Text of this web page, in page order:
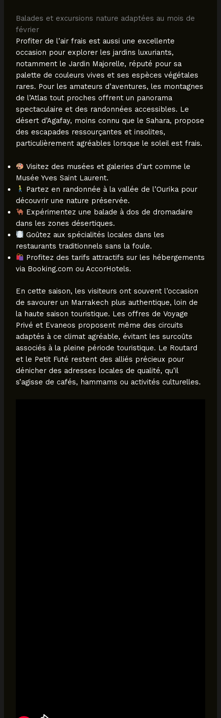
Balades et excursions nature adaptées au mois de
février
Profiter de l’air frais est aussi une excellente
occasion pour explorer les jardins luxuriants,
notamment le Jardin Majorelle, réputé pour sa
palette de couleurs vives et ses espèces végétales
rares. Pour les amateurs d’aventures, les montagnes
de l’Atlas tout proches offrent un panorama
spectaculaire et des randonnées accessibles. Le
désert d’Agafay, moins connu que le Sahara, propose
des escapades ressourçantes et insolites,
particulièrement agréables lorsque le soleil est frais.
Visitez des musées et galeries d’art comme le
Musée Yves Saint Laurent.
Partez en randonnée à la vallée de l’Ourika pour
découvrir une nature préservée.
Expérimentez une balade à dos de dromadaire
dans les zones désertiques.
Goûtez aux spécialités locales dans les
restaurants traditionnels sans la foule.
Profitez des tarifs attractifs sur les hébergements
via Booking.com ou AccorHotels.
En cette saison, les visiteurs ont souvent l’occasion
de savourer un Marrakech plus authentique, loin de
la haute saison touristique. Les offres de Voyage
Privé et Evaneos proposent même des circuits
adaptés à ce climat agréable, évitant les surcoûts
associés à la pleine période touristique. Le Routard
et le Petit Futé restent des alliés précieux pour
dénicher des adresses locales de qualité, qu’il
s’agisse de cafés, hammams ou activités culturelles.